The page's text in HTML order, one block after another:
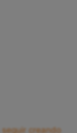
seguir creando